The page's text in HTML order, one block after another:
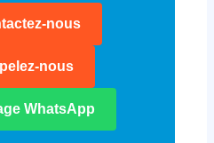
nous
nous
WhatsApp